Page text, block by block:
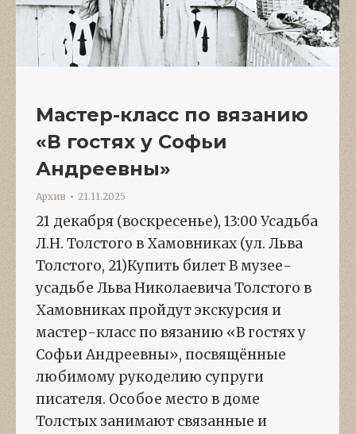
Мастер-класс по вязанию
«В гостях у Софьи
Андреевны»
Архив 21.11.2025
21 декабря (воскресенье), 13:00 Усадьба
Л.Н. Толстого в Хамовниках (ул. Льва
Толстого, 21)Купить билет В музее-
усадьбе Льва Николаевича Толстого в
Хамовниках пройдут экскурсия и
мастер-класс по вязанию «В гостях у
Софьи Андреевны», посвящённые
любимому рукоделию супруги
писателя. Особое место в доме
Толстых занимают связанные и